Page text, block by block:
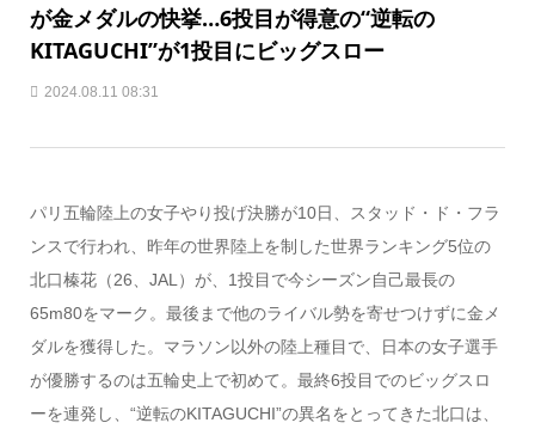
が金メダルの快挙…6投目が得意の“逆転の
KITAGUCHI”が1投目にビッグスロー
2024.08.11 08:31
パリ五輪陸上の女子やり投げ決勝が10日、スタッド・ド・フラ
ンスで行われ、昨年の世界陸上を制した世界ランキング5位の
北口榛花（26、JAL）が、1投目で今シーズン自己最長の
65m80をマーク。最後まで他のライバル勢を寄せつけずに金メ
ダルを獲得した。マラソン以外の陸上種目で、日本の女子選手
が優勝するのは五輪史上で初めて。最終6投目でのビッグスロ
ーを連発し、“逆転のKITAGUCHI”の異名をとってきた北口は、